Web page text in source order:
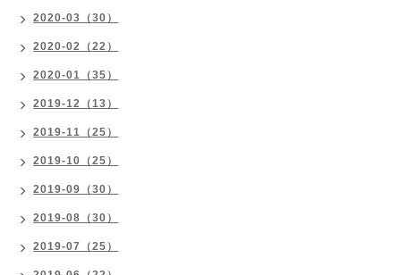
2020-03（30）
2020-02（22）
2020-01（35）
2019-12（13）
2019-11（25）
2019-10（25）
2019-09（30）
2019-08（30）
2019-07（25）